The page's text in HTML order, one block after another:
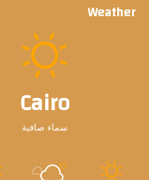
Weather
Cairo
سماء صافية